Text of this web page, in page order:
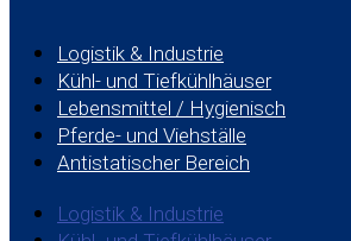
Logistik & Industrie
Kühl- und Tiefkühlhäuser
Lebensmittel / Hygienisch
Pferde- und Viehställe
Antistatischer Bereich
Logistik & Industrie